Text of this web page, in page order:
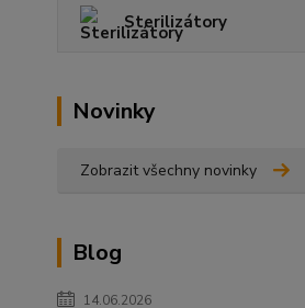
Sterilizátory
Novinky
Zobrazit všechny novinky
Blog
14.06.2026